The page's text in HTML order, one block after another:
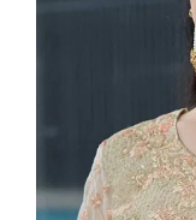
d’images